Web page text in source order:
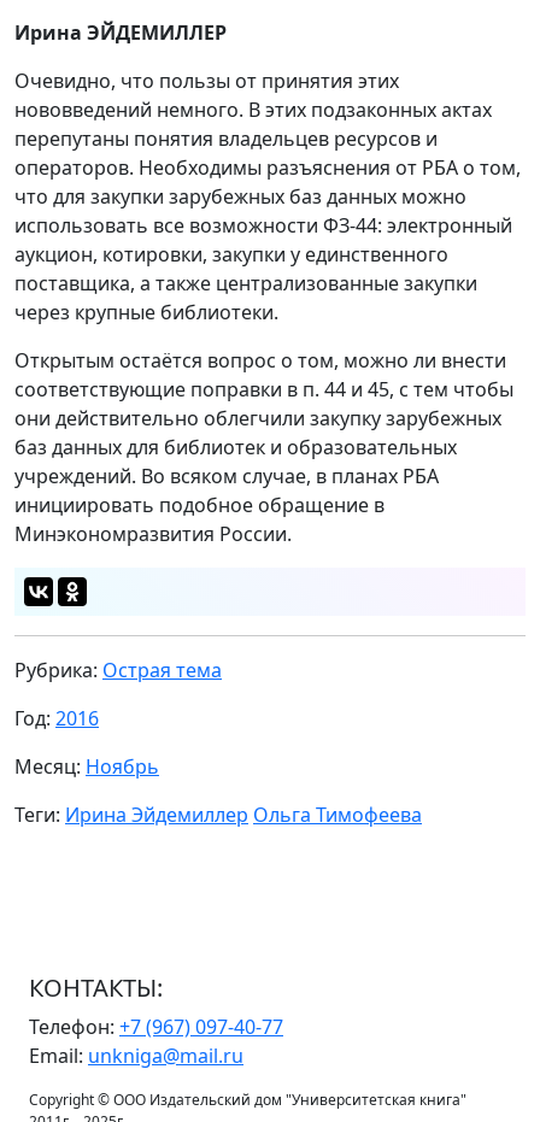
Ирина ЭЙДЕМИЛЛЕР
Очевидно, что пользы от принятия этих
нововведений немного. В этих подзаконных актах
перепутаны понятия владельцев ресурсов и
операторов. Необходимы разъяснения от РБА о том,
что для закупки зарубежных баз данных можно
использовать все возможности ФЗ-44: электронный
аукцион, котировки, закупки у единственного
поставщика, а также централизованные закупки
через крупные библиотеки.
Открытым остаётся вопрос о том, можно ли внести
соответствующие поправки в п. 44 и 45, с тем чтобы
они действительно облегчили закупку зарубежных
баз данных для библиотек и образовательных
учреждений. Во всяком случае, в планах РБА
инициировать подобное обращение в
Минэкономразвития России.
Рубрика: Острая тема
Год: 2016
Месяц: Ноябрь
Теги: Ирина Эйдемиллер Ольга Тимофеева
КОНТАКТЫ:
Телефон: +7 (967) 097-40-77
Email: unkniga@mail.ru
Copyright © ООО Издательский дом "Университетская книга"